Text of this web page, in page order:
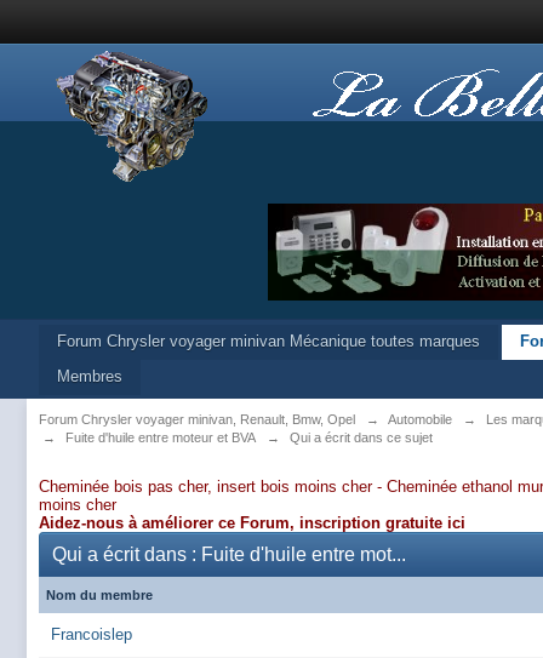
Forum Chrysler voyager minivan Mécanique toutes marques
Membres
Forum Chrysler voyager minivan, Renault, Bmw, Opel → Automobile →
Les
→
Fuite d'huile entre moteur et BVA → Qui a écrit dans ce sujet
Cheminée bois pas cher, insert bois moins cher - Cheminée ethanol
moins cher
Aidez-nous à améliorer ce Forum, inscription gratuite ici
Qui a écrit dans : Fuite d'huile entre mot...
Nom du membre
Francoislep